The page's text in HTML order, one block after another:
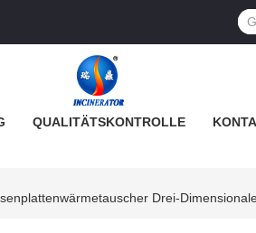
QUALITÄTSKONTROLLE
Drei-